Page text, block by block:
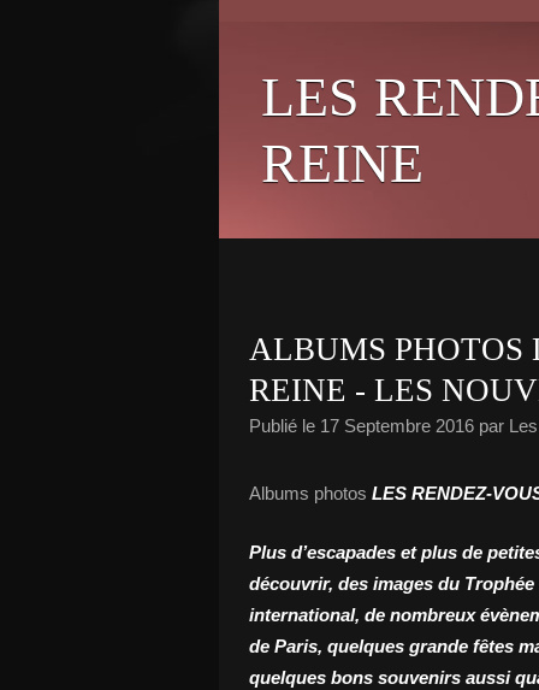
LES
REINE
ALBUMS PHOTOS
REINE - LES
Publié le 17 Septembre 2016 par
Albums photos LES RENDEZ-
Plus d’escapades et plus de
découvrir, des images du
international, de nombreux
de Paris, quelques grande fêtes
quelques bons souvenirs aussi